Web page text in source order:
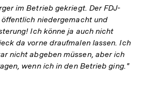
im Betrieb gekriegt. Der FDJ-
niedergemacht und
Ich könne ja auch nicht
da vorne draufmalen lassen. Ich
nicht abgeben müssen, aber ich
wenn ich in den Betrieb ging."